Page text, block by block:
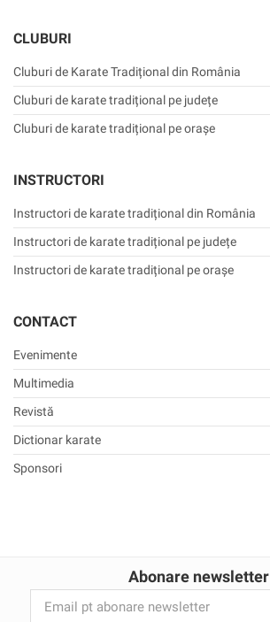
CLUBURI
Cluburi de Karate Tradițional din România
Cluburi de karate tradițional pe județe
Cluburi de karate tradițional pe orașe
INSTRUCTORI
Instructori de karate tradițional din România
Instructori de karate tradițional pe județe
Instructori de karate tradițional pe orașe
CONTACT
Evenimente
Multimedia
Revistă
Dictionar karate
Sponsori
Abonare newsletter